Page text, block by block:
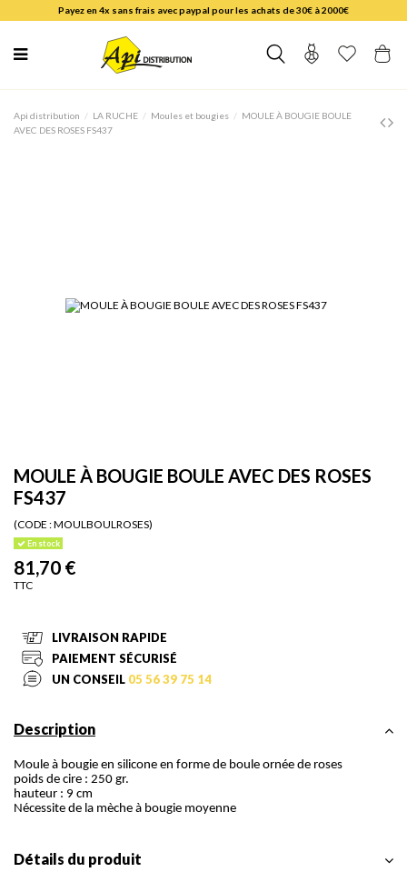
Payez en 4x sans frais avec paypal pour les achats de 30€ à 2000€
Api distribution LA RUCHE Moules et bougies
MOULE À BOUGIE BOULE
AVEC DES ROSES FS437
MOULE À BOUGIE BOULE AVEC DES ROSES
FS437
(CODE :MOULBOULROSES)
En stock
81,70 €
TTC
LIVRAISON RAPIDE
PAIEMENT SÉCURISÉ
UN CONSEIL 05 56 39 75 14
Description
Moule à bougie en silicone en forme de boule ornée de roses
poids de cire : 250 gr.
hauteur : 9 cm
Nécessite de la mèche à bougie moyenne
Détails du produit